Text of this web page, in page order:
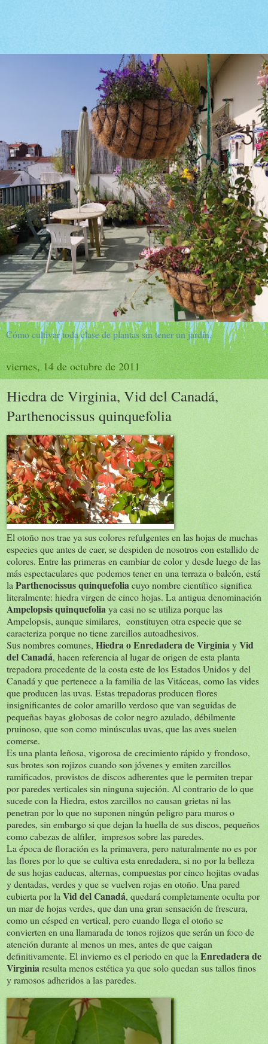
Cómo cultivar toda clase de plantas sin tener un jardín.
viernes, 14 de octubre de 2011
Hiedra de Virginia, Vid del Canadá,
Parthenocissus quinquefolia
El otoño nos trae ya sus colores refulgentes en las hojas de muchas
especies que antes de caer, se despiden de nosotros con estallido de
colores. Entre las primeras en cambiar de color y desde luego de las
más espectaculares que podemos tener en una terraza o balcón, está
la Parthenocissus quinquefoliacuyo nombre científico significa
literalmente: hiedra virgen de cinco hojas. La antigua denominación
Ampelopsis quinquefoliaya casi no se utiliza porque las
Ampelopsis, aunque similares, constituyen otra especie que se
caracteriza porque no tiene zarcillos autoadhesivos.
Sus nombres comunes, Hiedra o Enredadera de VirginiayVid
del Canadá, hacen referencia al lugar de origen de esta planta
trepadora procedente de la costa este de los Estados Unidos y del
Canadá y que pertenece a la familia de las Vitáceas, como las vides
que producen las uvas. Estas trepadoras producen flores
insignificantes de color amarillo verdoso que van seguidas de
pequeñas bayas globosas de color negro azulado, débilmente
pruinoso, que son como minúsculas uvas, que las aves suelen
comerse.
Es una planta leñosa, vigorosa de crecimiento rápido y frondoso,
sus brotes son rojizos cuando son jóvenes y emiten zarcillos
ramificados, provistos de discos adherentes que le permiten trepar
por paredes verticales sin ninguna sujeción. Al contrario de lo que
sucede con la Hiedra, estos zarcillos no causan grietas ni las
penetran por lo que no suponen ningún peligro para muros o
paredes, sin embargo si que dejan la huella de sus discos, pequeños
como cabezas de alfiler, impresos sobre las paredes.
La época de floración es la primavera, pero naturalmente no es por
las flores por lo que se cultiva esta enredadera, si no por la belleza
de sus hojas caducas, alternas, compuestas por cinco hojitas ovadas
y dentadas, verdes y que se vuelven rojas en otoño. Una pared
cubierta por la Vid del Canadá, quedará completamente oculta por
un mar de hojas verdes, que dan una gran sensación de frescura,
como un césped en vertical, pero cuando llega el otoño se
convierten en una llamarada de tonos rojizos que serán un foco de
atención durante al menos un mes, antes de que caigan
definitivamente. El invierno es el periodo en que la Enredadera de
Virginiaresulta menos estética ya que solo quedan sus tallos finos
y ramosos adheridos a las paredes.